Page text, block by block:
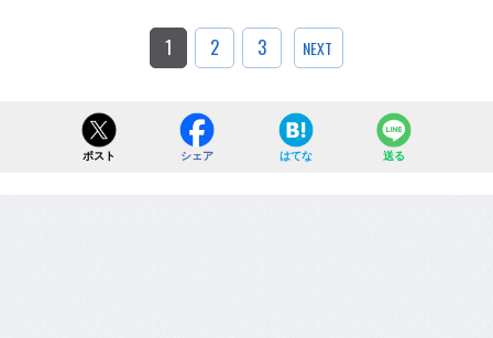
1 2 3 NEXT
ポスト シェア はてな 送る